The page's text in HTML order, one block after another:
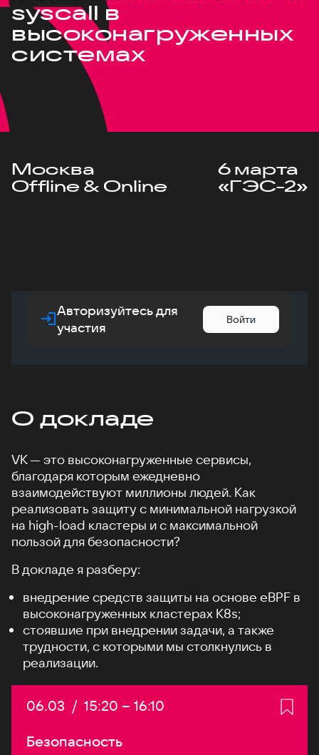
syscall в
высоконагруженных
системах
Москва
Offline & Online
6 марта
«ГЭС-2»
Авторизуйтесь для
участия
Войти
О докладе
VK — это высоконагруженные сервисы,
благодаря которым ежедневно
взаимодействуют миллионы людей. Как
реализовать защиту с минимальной нагрузкой
на high-load кластеры и с максимальной
пользой для безопасности?
В докладе я разберу:
внедрение средств защиты на основе eBPF в
высоконагруженных кластерах K8s;
стоявшие при внедрении задачи, а также
трудности, с которыми мы столкнулись в
реализации.
Дата:
06.03 / Начало:
15:20 – Конец:
16:10
Безопасность